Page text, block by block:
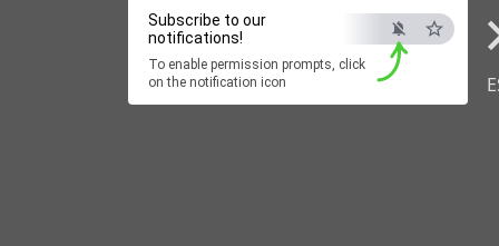
Subscribe to our
notifications!
To enable permission prompts, click
on the notification icon